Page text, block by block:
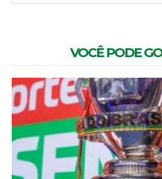
VOCÊ PODE